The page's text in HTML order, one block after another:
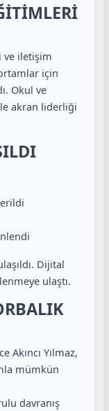
ve iletişim
için
Okul ve
akran liderliği
Dijital
ulaştı.
Akıncı Yılmaz,
mümkün
davranış